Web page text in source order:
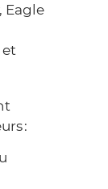
Eagle
et
: